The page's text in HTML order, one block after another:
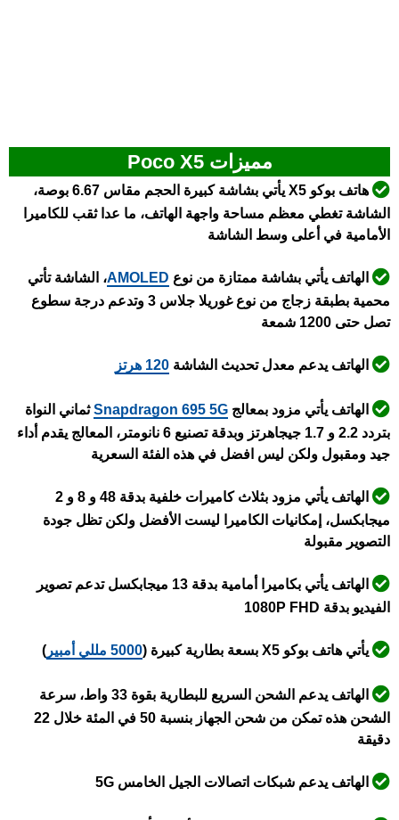
مميزات Poco X5
هاتف بوكو X5 يأتي بشاشة كبيرة الحجم مقاس 6.67 بوصة،
الشاشة تغطي معظم مساحة واجهة الهاتف، ما عدا ثقب للكاميرا
الأمامية في أعلى وسط الشاشة
الهاتف يأتي بشاشة ممتازة من نوع AMOLED، الشاشة تأتي
محمية بطبقة زجاج من نوع غوريلا جلاس 3 وتدعم درجة سطوع
تصل حتى 1200 شمعة
الهاتف يدعم معدل تحديث الشاشة 120 هرتز
الهاتف يأتي مزود بمعالج Snapdragon 695 5Gثماني النواة
بتردد 2.2 و 1.7 جيجاهرتز وبدقة تصنيع 6 نانومتر، المعالج يقدم أداء
جيد ومقبول ولكن ليس افضل في هذه الفئة السعرية
الهاتف يأتي مزود بثلاث كاميرات خلفية بدقة 48 و 8 و 2
ميجابكسل، إمكانيات الكاميرا ليست الأفضل ولكن تظل جودة
التصوير مقبولة
الهاتف يأتي بكاميرا أمامية بدقة 13 ميجابكسل تدعم تصوير
الفيديو بدقة 1080P FHD
يأتي هاتف بوكو X5 بسعة بطارية كبيرة ( 5000 مللي أمبير )
الهاتف يدعم الشحن السريع للبطارية بقوة 33 واط، سرعة
الشحن هذه تمكن من شحن الجهاز بنسبة 50 في المئة خلال 22
دقيقة
الهاتف يدعم شبكات اتصالات الجيل الخامس 5G